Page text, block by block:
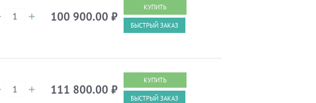
100 900.00 ₽
БЫСТРЫЙ ЗАКАЗ
111 800.00 ₽
БЫСТРЫЙ ЗАКАЗ